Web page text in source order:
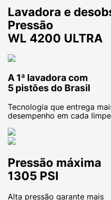
Lavadora e
Pressão
WL 4200 ULTRA
A 1ª lavadora com
5 pistões do Brasil
Tecnologia que entrega
desempenho em cada
Pressão máxima
1305 PSI
Alta pressão garante mais